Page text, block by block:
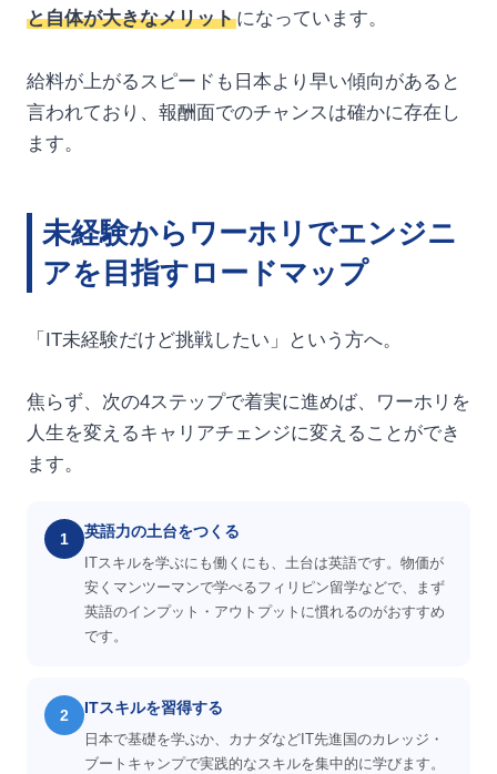
と自体が大きなメリットになっています。
給料が上がるスピードも日本より早い傾向があると
言われており、報酬面でのチャンスは確かに存在し
ます。
未経験からワーホリでエンジニ
アを目指すロードマップ
「IT未経験だけど挑戦したい」という方へ。
焦らず、次の4ステップで着実に進めば、ワーホリを
人生を変えるキャリアチェンジに変えることができ
ます。
1 英語力の土台をつくる
ITスキルを学ぶにも働くにも、土台は英語です。物価が
安くマンツーマンで学べるフィリピン留学などで、まず
英語のインプット・アウトプットに慣れるのがおすすめ
です。
2 ITスキルを習得する
日本で基礎を学ぶか、カナダなどIT先進国のカレッジ・
ブートキャンプで実践的なスキルを集中的に学びます。